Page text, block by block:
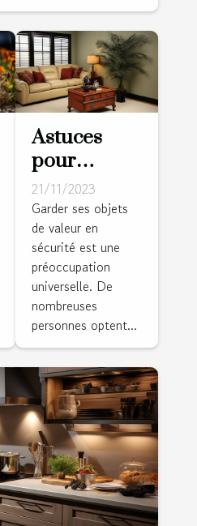
Astuces
pour
dissimuler
un coffre-
fort dans
votre salle
de séjour
21/11/2023
Garder ses objets
de valeur en
sécurité est une
préoccupation
universelle. De
nombreuses
personnes optent...